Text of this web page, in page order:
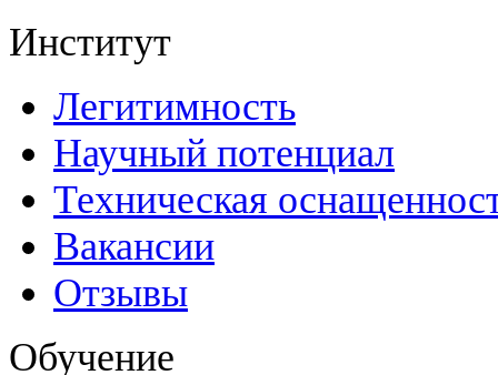
Институт
Легитимность
Научный потенциал
Техническая
Вакансии
Отзывы
Обучение